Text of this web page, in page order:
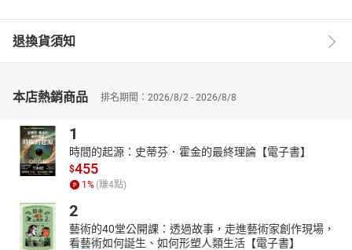
http://www.youtube.com/channel/UC2yhCURng4uUj_phEqZwKig/
退換貨須知
本店熱銷商品 排名期間：2026/8/2 - 2026/8/8
1
時間的起源：史蒂芬．霍金的最終理論【電子書】
$455
1 % (賺4點)
2
藝術的40堂公開課：透過故事，走進藝術家創作現場，
看藝術如何誕生、如何形塑人類生活【電子書】